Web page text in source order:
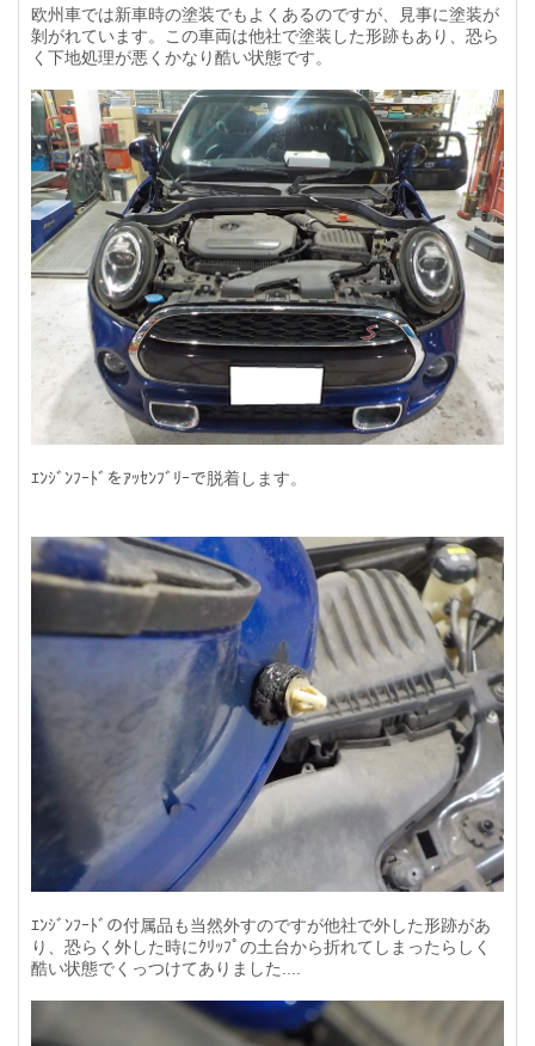
欧州車では新車時の塗装でもよくあるのですが、見事に塗装が
剝がれています。この車両は他社で塗装した形跡もあり、恐ら
く下地処理が悪くかなり酷い状態です。
ｴﾝｼﾞﾝﾌｰﾄﾞをｱｯｾﾝﾌﾞﾘｰで脱着します。
ｴﾝｼﾞﾝﾌｰﾄﾞの付属品も当然外すのですが他社で外した形跡があ
り、恐らく外した時にｸﾘｯﾌﾟの土台から折れてしまったらしく
酷い状態でくっつけてありました....